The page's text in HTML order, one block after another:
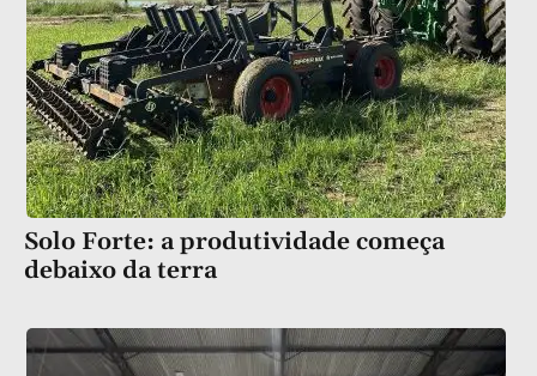
Solo Forte: a produtividade começa
debaixo da terra